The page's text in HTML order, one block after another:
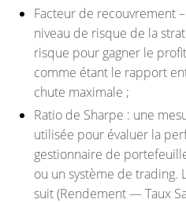
Facteur de recouvrement
niveau de risque de la
risque pour gagner le
comme étant le rapport
chute maximale ;
Ratio de Sharpe : une
utilisée pour évaluer la
gestionnaire de
ou un système de trading.
suit (Rendement — ​​Taux